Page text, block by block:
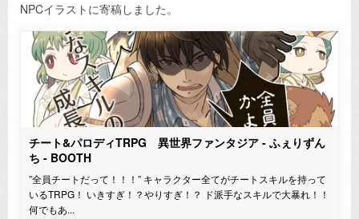
NPCイラストに寄稿しました。
チート&パロディTRPG 異世界ファンタジア - ふぇりずん
ち - BOOTH
”全員チートだって！！！” キャラクター全てがチートスキルを持って
いるTRPG！ いきすぎ！？やりすぎ！？ ド派手なスキルで大暴れ！！
何でもあ...